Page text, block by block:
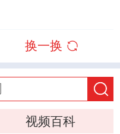
换一换
视频百科